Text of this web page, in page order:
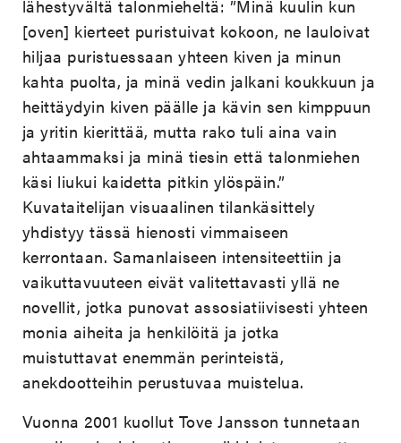
lähestyvältä talonmieheltä: ”Minä kuulin kun
[oven] kierteet puristuivat kokoon, ne lauloivat
hiljaa puristuessaan yhteen kiven ja minun
kahta puolta, ja minä vedin jalkani koukkuun ja
heittäydyin kiven päälle ja kävin sen kimppuun
ja yritin kierittää, mutta rako tuli aina vain
ahtaammaksi ja minä tiesin että talonmiehen
käsi liukui kaidetta pitkin ylöspäin.”
Kuvataitelijan visuaalinen tilankäsittely
yhdistyy tässä hienosti vimmaiseen
kerrontaan. Samanlaiseen intensiteettiin ja
vaikuttavuuteen eivät valitettavasti yllä ne
novellit, jotka punovat assosiatiivisesti yhteen
monia aiheita ja henkilöitä ja jotka
muistuttavat enemmän perinteistä,
anekdootteihin perustuvaa muistelua.
Vuonna 2001 kuollut Tove Jansson tunnetaan